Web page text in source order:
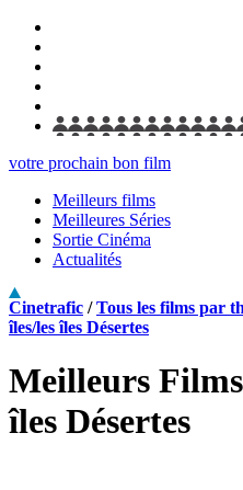
votre prochain bon film
Meilleurs films
Meilleures Séries
Sortie Cinéma
Actualités
Cinetrafic /Tous les films par
îles/les îles Désertes
Meilleurs
îles Désertes